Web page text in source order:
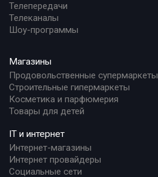
Телепередачи
Телеканалы
Шоу-программы
Магазины
Продовольственные супермаркеты
Строительные гипермаркеты
Косметика и парфюмерия
Товары для детей
IT и интернет
Интернет-магазины
Интернет провайдеры
Социальные сети